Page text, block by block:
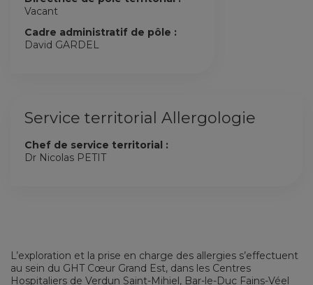
Vacant
Cadre administratif de pôle :
David GARDEL
Service territorial Allergologie
Chef de service territorial :
Dr Nicolas PETIT
L’exploration et la prise en charge des allergies s’effectuent
au sein du GHT Cœur Grand Est, dans les Centres
Hospitaliers de Verdun Saint-Mihiel, Bar-le-Duc Fains-Véel